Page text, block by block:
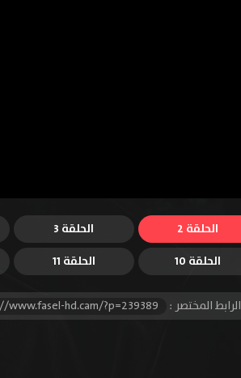
الحلقة 2 الحلقة 3
الحلقة 10 الحلقة 11
الرابط المختصر : hd.cam/?p=239389